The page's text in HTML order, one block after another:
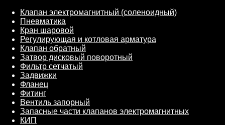
Клапан электромагнитный (соленоидный)
Пневматика
Кран шаровой
Регулирующая и котловая арматура
Клапан обратный
Затвор дисковый поворотный
Фильтр сетчатый
Задвижки
Фланец
Фитинг
Вентиль запорный
Запасные части клапанов электромагнитных
КИП